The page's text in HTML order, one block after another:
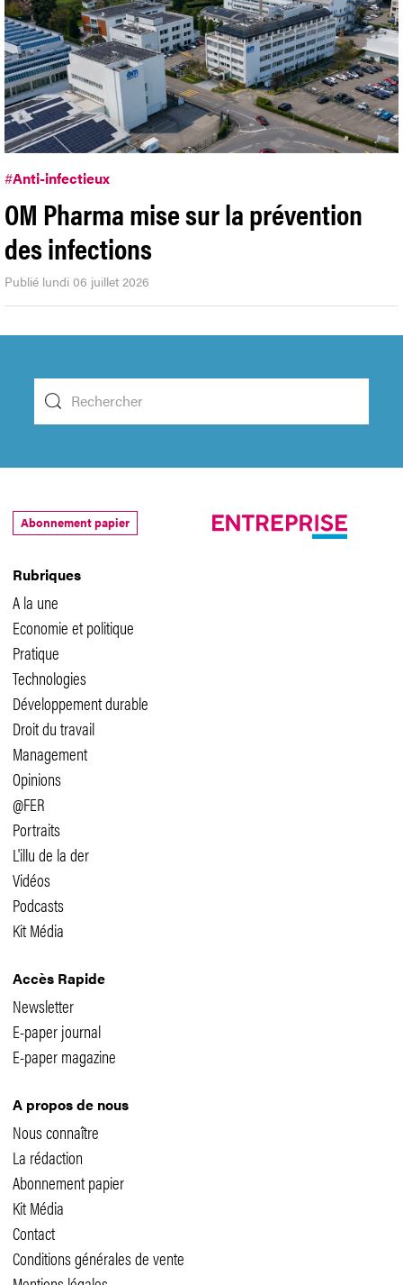
#Anti-infectieux
OM Pharma mise sur la prévention
des infections
Publié lundi 06 juillet 2026
Rubriques
A la une
Economie et politique
Pratique
Technologies
Développement durable
Droit du travail
Management
Opinions
@FER
Portraits
L'illu de la der
Vidéos
Podcasts
Kit Média
Accès Rapide
Newsletter
E-paper journal
E-paper magazine
A propos de nous
Nous connaître
La rédaction
Abonnement papier
Kit Média
Contact
Conditions générales de vente
Abonnement papier